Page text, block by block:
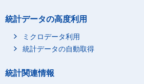
統計データの高度利用
ミクロデータ利用
統計データの自動取得
統計関連情報